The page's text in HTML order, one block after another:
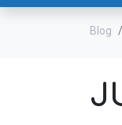
Blog